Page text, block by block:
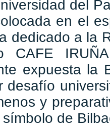
del
en el
dedicado a la
CAFE
expuesta
desafío
y
de